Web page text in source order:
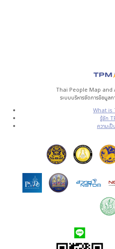
Thai People Map
ระบบบริหารจัดการข้อมูล
What is
รู้จัก
ความเ